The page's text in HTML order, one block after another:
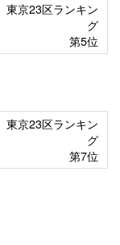
東京23区ランキン
グ
第5位
東京23区ランキン
グ
第7位